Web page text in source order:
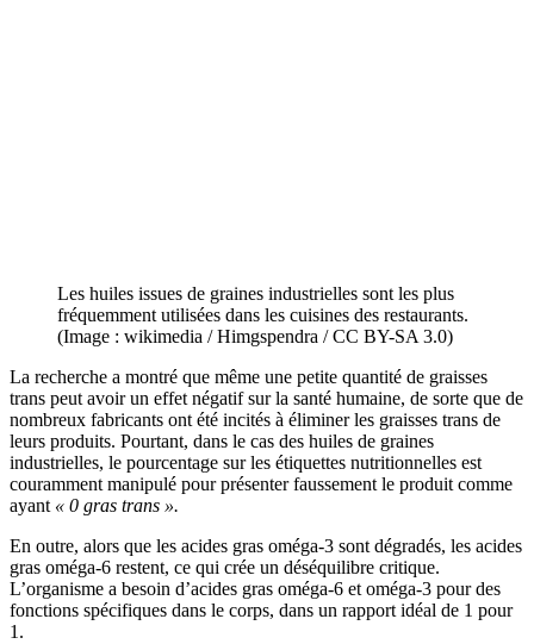
Les huiles issues de graines industrielles sont les plus
fréquemment utilisées dans les cuisines des restaurants.
(Image : wikimedia / Himgspendra / CC BY-SA 3.0)
La recherche a montré que même une petite quantité de graisses
trans peut avoir un effet négatif sur la santé humaine, de sorte que de
nombreux fabricants ont été incités à éliminer les graisses trans de
leurs produits. Pourtant, dans le cas des huiles de graines
industrielles, le pourcentage sur les étiquettes nutritionnelles est
couramment manipulé pour présenter faussement le produit comme
ayant « 0 gras trans ».
En outre, alors que les acides gras oméga-3 sont dégradés, les acides
gras oméga-6 restent, ce qui crée un déséquilibre critique.
L’organisme a besoin d’acides gras oméga-6 et oméga-3 pour des
fonctions spécifiques dans le corps, dans un rapport idéal de 1 pour
1.